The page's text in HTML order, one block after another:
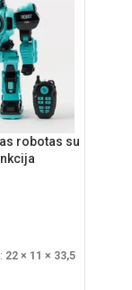
robotas su
22 × 11 × 33,5